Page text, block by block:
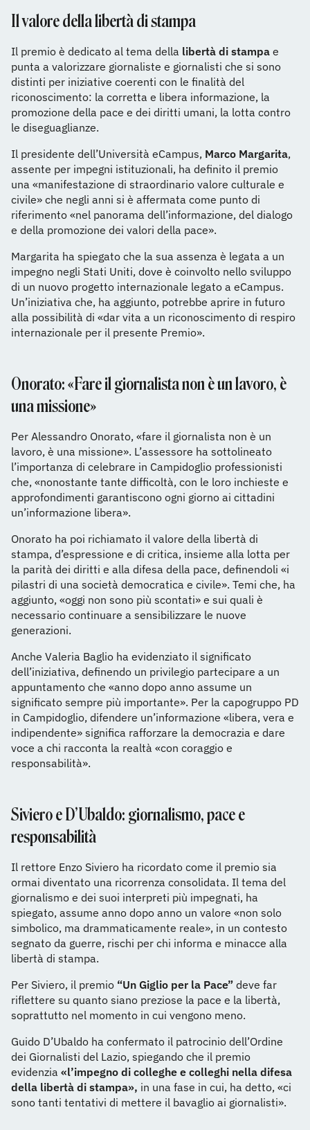
Il valore della libertà di stampa
Il premio è dedicato al tema della libertà di stampa e
punta a valorizzare giornaliste e giornalisti che si sono
distinti per iniziative coerenti con le finalità del
riconoscimento: la corretta e libera informazione, la
promozione della pace e dei diritti umani, la lotta contro
le diseguaglianze.
Il presidente dell’Università eCampus, Marco Margarita,
assente per impegni istituzionali, ha definito il premio
una «manifestazione di straordinario valore culturale e
civile» che negli anni si è affermata come punto di
riferimento «nel panorama dell’informazione, del dialogo
e della promozione dei valori della pace».
Margarita ha spiegato che la sua assenza è legata a un
impegno negli Stati Uniti, dove è coinvolto nello sviluppo
di un nuovo progetto internazionale legato a eCampus.
Un’iniziativa che, ha aggiunto, potrebbe aprire in futuro
alla possibilità di «dar vita a un riconoscimento di respiro
internazionale per il presente Premio».
Onorato: «Fare il giornalista non è un lavoro, è
una missione»
Per Alessandro Onorato, «fare il giornalista non è un
lavoro, è una missione». L’assessore ha sottolineato
l’importanza di celebrare in Campidoglio professionisti
che, «nonostante tante difficoltà, con le loro inchieste e
approfondimenti garantiscono ogni giorno ai cittadini
un’informazione libera».
Onorato ha poi richiamato il valore della libertà di
stampa, d’espressione e di critica, insieme alla lotta per
la parità dei diritti e alla difesa della pace, definendoli «i
pilastri di una società democratica e civile». Temi che, ha
aggiunto, «oggi non sono più scontati» e sui quali è
necessario continuare a sensibilizzare le nuove
generazioni.
Anche Valeria Baglio ha evidenziato il significato
dell’iniziativa, definendo un privilegio partecipare a un
appuntamento che «anno dopo anno assume un
significato sempre più importante». Per la capogruppo PD
in Campidoglio, difendere un’informazione «libera, vera e
indipendente» significa rafforzare la democrazia e dare
voce a chi racconta la realtà «con coraggio e
responsabilità».
Siviero e D’Ubaldo: giornalismo, pace e
responsabilità
Il rettore Enzo Siviero ha ricordato come il premio sia
ormai diventato una ricorrenza consolidata. Il tema del
giornalismo e dei suoi interpreti più impegnati, ha
spiegato, assume anno dopo anno un valore «non solo
simbolico, ma drammaticamente reale», in un contesto
segnato da guerre, rischi per chi informa e minacce alla
libertà di stampa.
Per Siviero, il premio “Un Giglio per la Pace” deve far
riflettere su quanto siano preziose la pace e la libertà,
soprattutto nel momento in cui vengono meno.
Guido D’Ubaldo ha confermato il patrocinio dell’Ordine
dei Giornalisti del Lazio, spiegando che il premio
evidenzia «l’impegno di colleghe e colleghi nella difesa
della libertà di stampa», in una fase in cui, ha detto, «ci
sono tanti tentativi di mettere il bavaglio ai giornalisti».